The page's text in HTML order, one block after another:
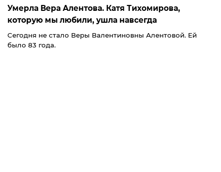
Умерла Вера Алентова. Катя Тихомирова,
которую мы любили, ушла навсегда
Сегодня не стало Веры Валентиновны Алентовой. Ей
было 83 года.